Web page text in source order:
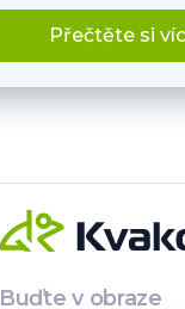
Přečtěte si
Buďte v obraze